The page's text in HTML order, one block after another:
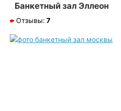
Банкетный зал Эллеон
Отзывы: 7